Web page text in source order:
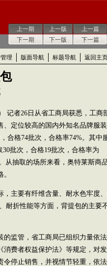
上一期
下一期
上一版
下一版
上一篇
下一篇
理 版面导航 标题导航 返回主
者26日从省工商局获悉，工商
、定位较高的国内外知名品牌服
合格74批次，合格率74%。其中
批次，合格19批次，合格率为
从抽取的场所来看，奥特莱斯商
主要有纤维含量、耐水色牢度
耐折性能等方面，背提包的主要
监管，省工商局已组织力量依
消费者权益保护法》等规定，对
停止销售，并视情节轻重，依